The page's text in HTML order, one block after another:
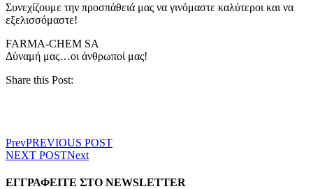
Συνεχίζουμε την προσπάθειά μας να γινόμαστε καλύτεροι και να
εξελισσόμαστε!
FARMA-CHEM SA
Δύναμή μας…οι άνθρωποί μας!
Share this Post:
Email
PrevPREVIOUS POST
NEXT POSTNext
ΕΓΓΡΑΦΕΙΤΕ ΣΤΟ NEWSLETTER